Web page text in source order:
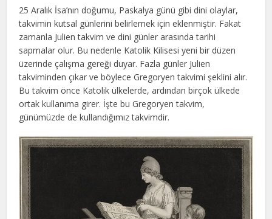
25 Aralık İsa’nın doğumu, Paskalya günü gibi dini olaylar,
takvimin kutsal günlerini belirlemek için eklenmiştir. Fakat
zamanla Julien takvim ve dini günler arasında tarihi
sapmalar olur. Bu nedenle Katolik Kilisesi yeni bir düzen
üzerinde çalışma gereği duyar. Fazla günler Julien
takviminden çıkar ve böylece Gregoryen takvimi şeklini alır.
Bu takvim önce Katolik ülkelerde, ardından birçok ülkede
ortak kullanıma girer. İşte bu Gregoryen takvim,
günümüzde de kullandığımız takvimdir.